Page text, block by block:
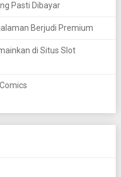
Pasti Dibayar
Berjudi Premium
di Situs Slot